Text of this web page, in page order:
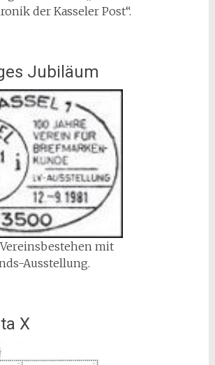
der Kasseler Post“.
Jubiläum
mit
Ausstellung.
X